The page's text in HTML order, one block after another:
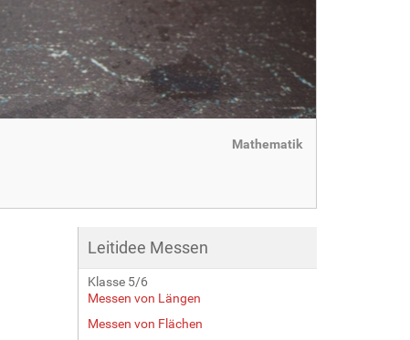
Mathematik
Leitidee Messen
Klasse 5/6
Messen von Längen
Messen von Flächen